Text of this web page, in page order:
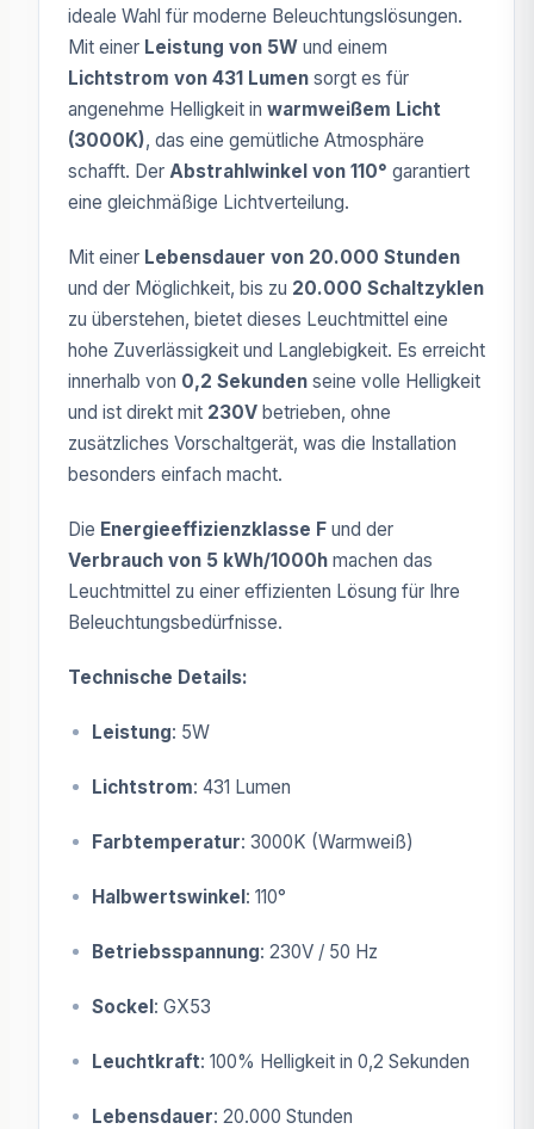
ideale Wahl für moderne Beleuchtungslösungen.
Mit einer Leistung von 5W und einem
Lichtstrom von 431 Lumen sorgt es für
angenehme Helligkeit in warmweißem Licht
(3000K), das eine gemütliche Atmosphäre
schafft. Der Abstrahlwinkel von 110° garantiert
eine gleichmäßige Lichtverteilung.
Mit einer Lebensdauer von 20.000 Stunden
und der Möglichkeit, bis zu 20.000 Schaltzyklen
zu überstehen, bietet dieses Leuchtmittel eine
hohe Zuverlässigkeit und Langlebigkeit. Es erreicht
innerhalb von 0,2 Sekunden seine volle Helligkeit
und ist direkt mit 230V betrieben, ohne
zusätzliches Vorschaltgerät, was die Installation
besonders einfach macht.
Die Energieeffizienzklasse F und der
Verbrauch von 5 kWh/1000h machen das
Leuchtmittel zu einer effizienten Lösung für Ihre
Beleuchtungsbedürfnisse.
Technische Details:
Leistung: 5W
Lichtstrom: 431 Lumen
Farbtemperatur: 3000K (Warmweiß)
Halbwertswinkel: 110°
Betriebsspannung: 230V / 50 Hz
Sockel: GX53
Leuchtkraft: 100% Helligkeit in 0,2 Sekunden
Lebensdauer: 20.000 Stunden